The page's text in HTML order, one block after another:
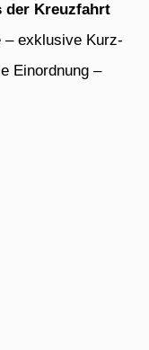
der Kreuzfahrt
– exklusive Kurz-
Einordnung –